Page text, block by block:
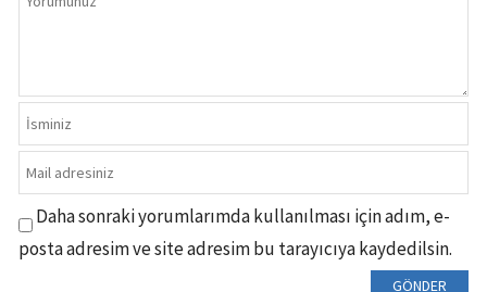
Daha sonraki yorumlarımda kullanılması için adım, e-
posta adresim ve site adresim bu tarayıcıya kaydedilsin.